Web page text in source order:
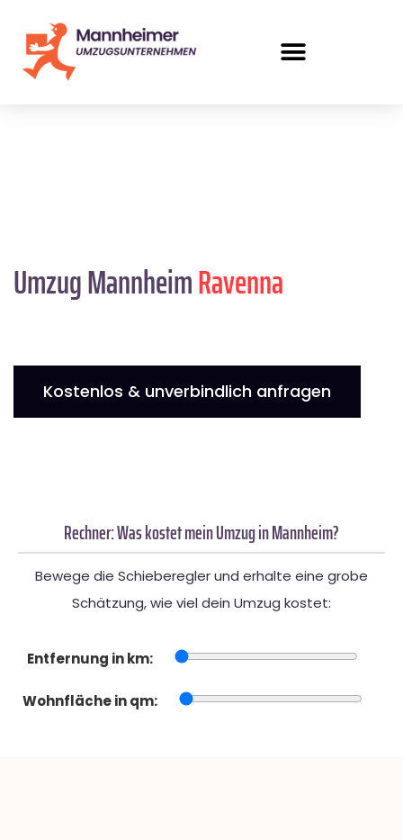
Umzug MannheimRavenna
Kostenlos & unverbindlich anfragen
Rechner: Was kostet mein Umzug in Mannheim?
Bewege die Schieberegler und erhalte eine grobe
Schätzung, wie viel dein Umzug kostet:
Entfernung in km:
Wohnfläche in qm: